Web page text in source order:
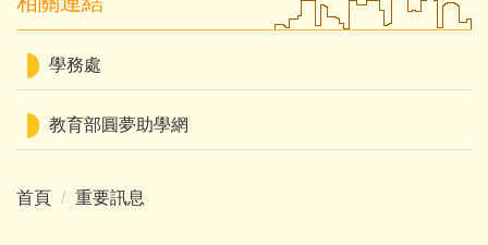
學務處
教育部圓夢助學網
首頁 重要訊息